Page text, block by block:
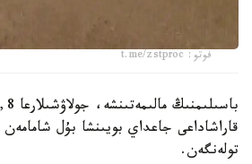
فوتو: t.me/zstproc
تولەنگەن.